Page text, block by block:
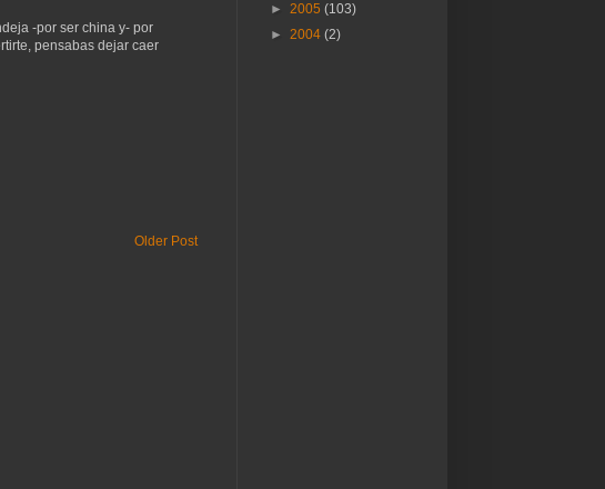
-por ser china y- por
pensabas dejar caer
Older Post
► 2005 (103)
► 2004 (2)